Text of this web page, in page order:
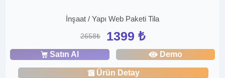
İnşaat / Yapı Web Paketi Tila
2658₺ 1399 ₺
Satın Al Demo
Ürün Detay